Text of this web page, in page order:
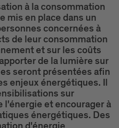
à la consommation
mis en place dans un
concernées à
de leur consommation
et sur les coûts
de la lumière sur
seront présentées afin
enjeux énergétiques. Il
sur
et encourager à
énergétiques. Des